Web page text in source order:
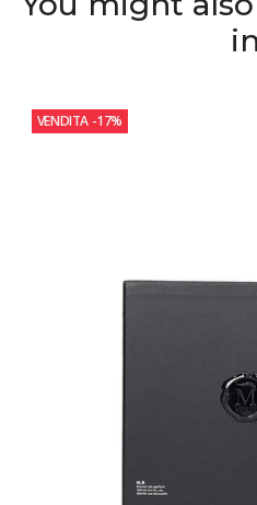
in
VENDITA -17%